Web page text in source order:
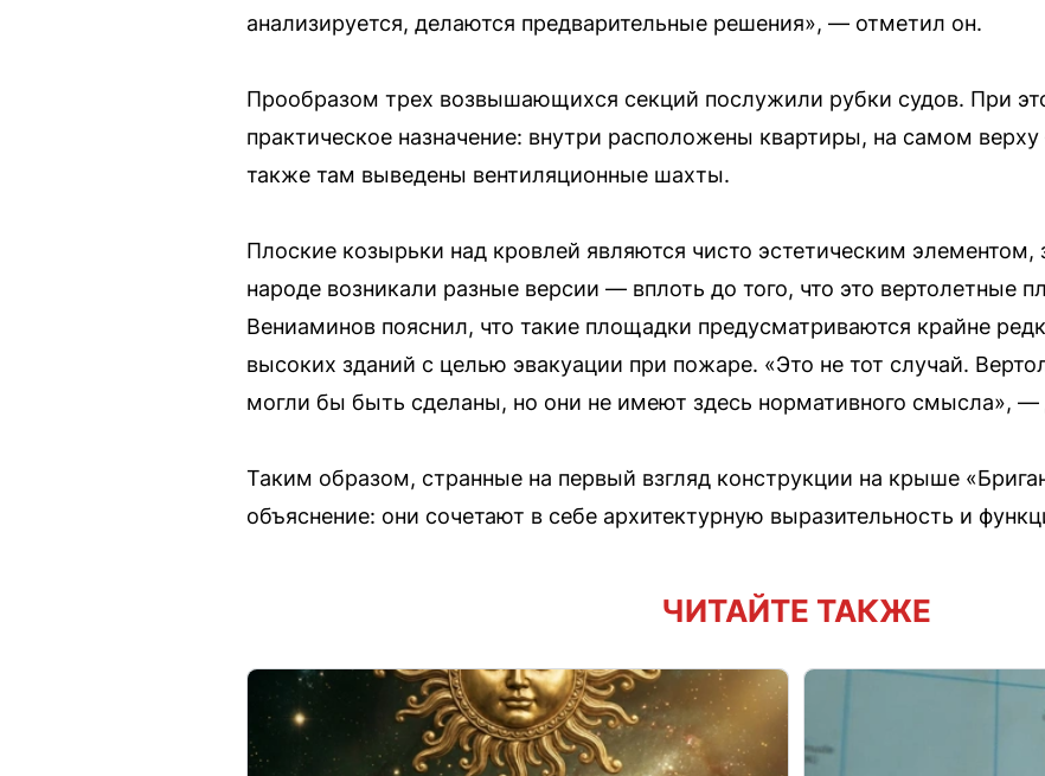
анализируется, делаются предварительные решения», — отметил он.
Прообразом трех возвышающихся секций послужили рубки судов. При
практическое назначение: внутри расположены квартиры, на самом
также там выведены вентиляционные шахты.
Плоские козырьки над кровлей являются чисто эстетическим
народе возникали разные версии — вплоть до того, что это вертолетные
Вениаминов пояснил, что такие площадки предусматриваются крайне
высоких зданий с целью эвакуации при пожаре. «Это не тот случай.
могли бы быть сделаны, но они не имеют здесь нормативного смысла», —
Таким образом, странные на первый взгляд конструкции на крыше
объяснение: они сочетают в себе архитектурную выразительность и
ЧИТАЙТЕ ТАКЖЕ